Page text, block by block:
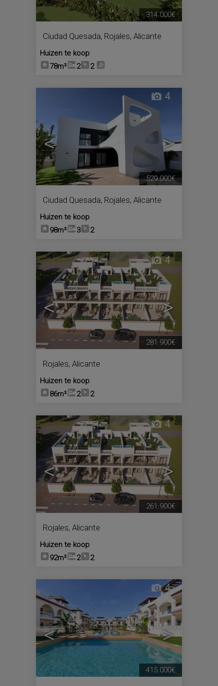
Ciudad Quesada, Rojales, Alicante
Huizen te koop
78m²
2 2
314.000€
< >
4
Ciudad Quesada, Rojales, Alicante
Huizen te koop
98m²
3 2
529.000€
< >
4
Rojales, Alicante
Huizen te koop
86m²
2 2
281.900€
< >
4
Rojales, Alicante
Huizen te koop
92m²
2 2
261.900€
< >
4
415.000€